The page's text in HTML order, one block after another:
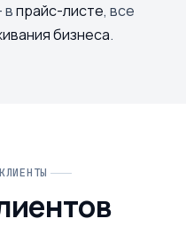
впрайс-листе, все
бизнеса.